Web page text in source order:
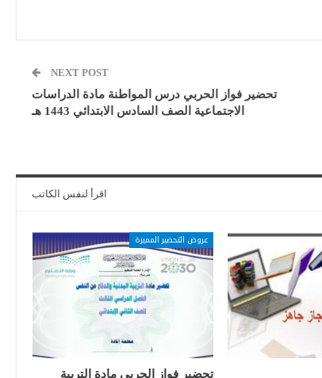
NEXT POST
تحضير فواز الحربي درس المواطنة مادة الدراسات
الاجتماعية الصف السادس الابتدائي 1443 هـ
اقرأ لنفس الكاتب
عروض التحضير المميزة
تحضير فواز الحربي مادة التربية